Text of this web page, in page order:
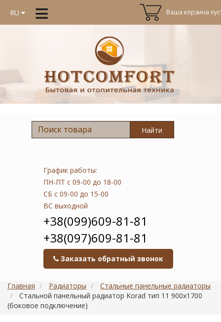
RU ≡ Ваша корзина
Найти
График работы:
ПН-ПТ с 09-00 до 18-00
СБ с 09-00 до 15-00
ВС выходной
+38(099)609-81-81
+38(097)609-81-81
Заказать обратный звонок
Главная Радиаторы
Стальные панельные радиаторы
Стальной панельный радиатор Korad тип 11 900х1700
(боковое подключение)